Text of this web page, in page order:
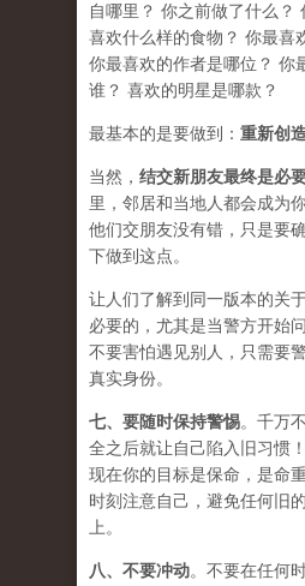
自哪里？ 你之前做了什么？
喜欢什么样的食物？ 你最喜
你最喜欢的作者是哪位？ 你
谁？ 喜欢的明星是哪款？
最基本的是要做到： 重新创
当然， 结交新朋友最终是必
里，邻居和当地人都会成为
他们交朋友没有错，只是要
下做到这点。
让人们了解到同一版本的关
必要的，尤其是当警方开始
不要害怕遇见别人，只需要
真实身份。
七、要随时保持警惕。千万
全之后就让自己陷入旧习惯
现在你的目标是保命，是命
时刻注意自己，避免任何旧
上。
八、 不要冲动。不要在任何